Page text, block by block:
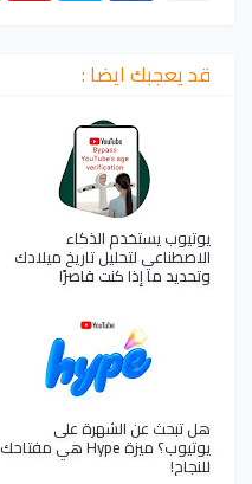
قد يعجبك ايضا :
يوتيوب يستخدم الذكاء
الاصطناعي لتحليل تاريخ ميلادك
وتحديد ما إذا كنت قاصرًا
هل تبحث عن الشهرة على
يوتيوب؟ ميزة Hype هي مفتاحك
للنجاح!